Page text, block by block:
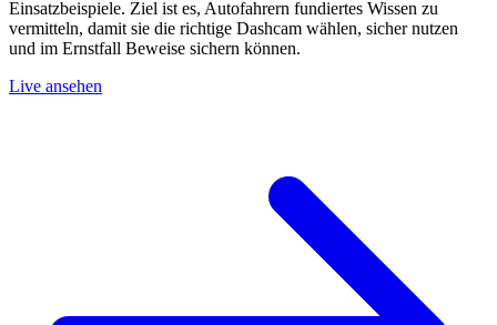
Einsatzbeispiele. Ziel ist es, Autofahrern fundiertes Wissen zu
vermitteln, damit sie die richtige Dashcam wählen, sicher nutzen
und im Ernstfall Beweise sichern können.
Live ansehen